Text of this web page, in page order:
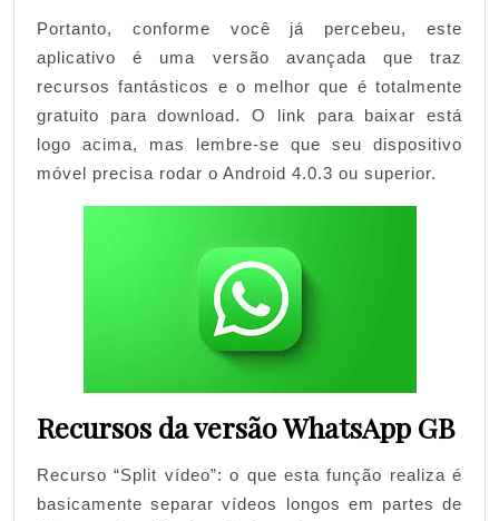
Portanto, conforme você já percebeu, este
aplicativo é uma versão avançada que traz
recursos fantásticos e o melhor que é totalmente
gratuito para download. O link para baixar está
logo acima, mas lembre-se que seu dispositivo
móvel precisa rodar o Android 4.0.3 ou superior.
Recursos da versão WhatsApp GB
Recurso “Split vídeo”: o que esta função realiza é
basicamente separar vídeos longos em partes de